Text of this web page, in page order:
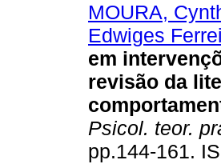
MOURA,
Edwiges
em
revisão da
Psicol. teor.
pp.144-161.